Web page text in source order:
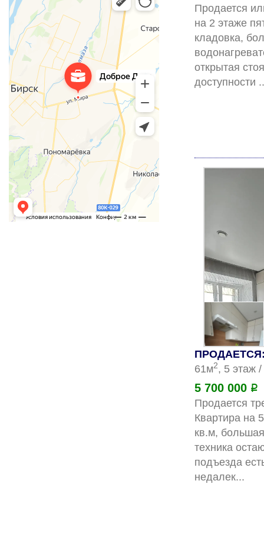
Продается
на 2 этаже
кладовка,
открытая
ПРОДАЕТСЯ:
61м2, 5 этаж
5 700 000 Р
Продается
Квартира на
кв.м,
техника
подъезда